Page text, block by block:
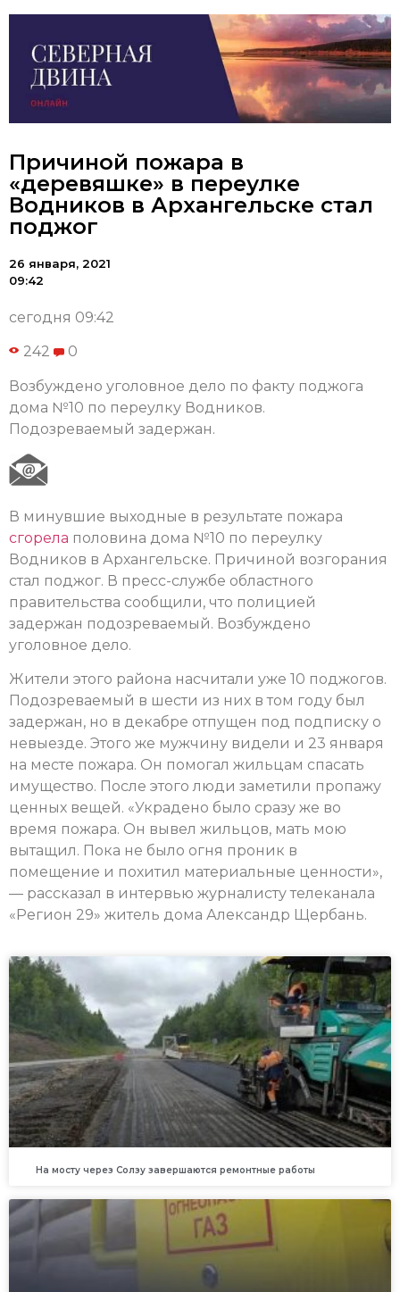
Причиной пожара в
«деревяшке» в переулке
Водников в Архангельске стал
поджог
26 января, 2021
09:42
сегодня 09:42
242 0
Возбуждено уголовное дело по факту поджога
дома №10 по переулку Водников.
Подозреваемый задержан.
В минувшие выходные в результате пожара
сгорела половина дома №10 по переулку
Водников в Архангельске. Причиной возгорания
стал поджог. В пресс-службе областного
правительства сообщили, что полицией
задержан подозреваемый. Возбуждено
уголовное дело.
Жители этого района насчитали уже 10 поджогов.
Подозреваемый в шести из них в том году был
задержан, но в декабре отпущен под подписку о
невыезде. Этого же мужчину видели и 23 января
на месте пожара. Он помогал жильцам спасать
имущество. После этого люди заметили пропажу
ценных вещей. «Украдено было сразу же во
время пожара. Он вывел жильцов, мать мою
вытащил. Пока не было огня проник в
помещение и похитил материальные ценности»,
— рассказал в интервью журналисту телеканала
«Регион 29» житель дома Александр Щербань.
На мосту через Солзу завершаются ремонтные работы